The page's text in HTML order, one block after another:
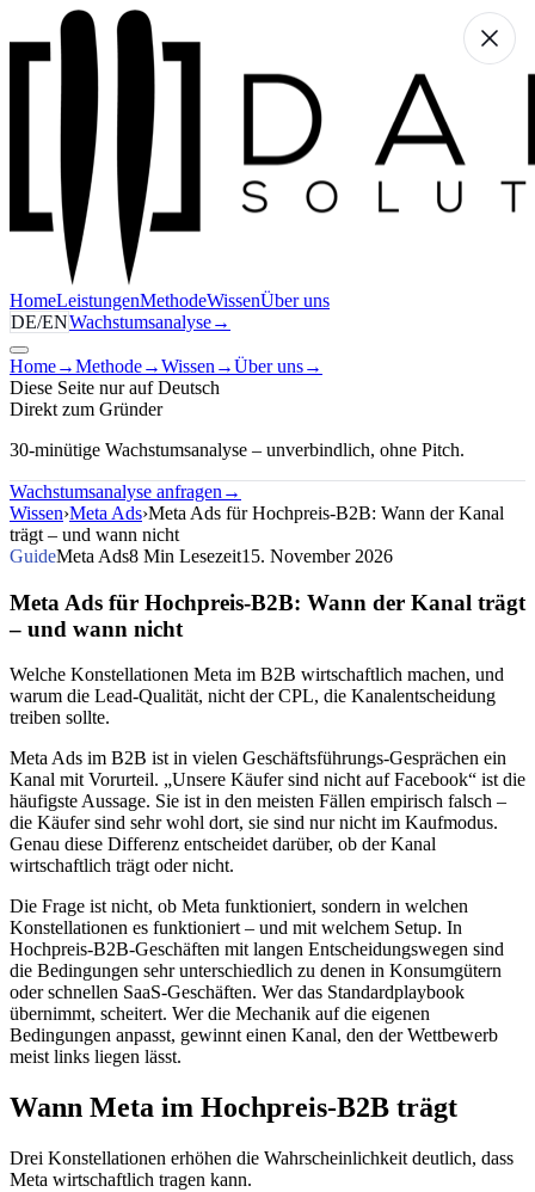
HomeLeistungenMethodeWissenÜber uns
DE/ENWachstumsanalyse→
Home→Methode→Wissen →Über uns→
Diese Seite nur auf Deutsch
Direkt zum Gründer
30-minütige Wachstumsanalyse – unverbindlich, ohne Pitch.
Wachstumsanalyse anfragen →
Wissen›Meta Ads›Meta Ads für Hochpreis-B2B: Wann der Kanal
trägt – und wann nicht
GuideMeta Ads8 Min Lesezeit15. November 2026
Meta Ads für Hochpreis-B2B: Wann der Kanal trägt
– und wann nicht
Welche Konstellationen Meta im B2B wirtschaftlich machen, und
warum die Lead-Qualität, nicht der CPL, die Kanalentscheidung
treiben sollte.
Meta Ads im B2B ist in vielen Geschäftsführungs-Gesprächen ein
Kanal mit Vorurteil. „Unsere Käufer sind nicht auf Facebook“ ist die
häufigste Aussage. Sie ist in den meisten Fällen empirisch falsch –
die Käufer sind sehr wohl dort, sie sind nur nicht im Kaufmodus.
Genau diese Differenz entscheidet darüber, ob der Kanal
wirtschaftlich trägt oder nicht.
Die Frage ist nicht, ob Meta funktioniert, sondern in welchen
Konstellationen es funktioniert – und mit welchem Setup. In
Hochpreis-B2B-Geschäften mit langen Entscheidungswegen sind
die Bedingungen sehr unterschiedlich zu denen in Konsumgütern
oder schnellen SaaS-Geschäften. Wer das Standardplaybook
übernimmt, scheitert. Wer die Mechanik auf die eigenen
Bedingungen anpasst, gewinnt einen Kanal, den der Wettbewerb
meist links liegen lässt.
Wann Meta im Hochpreis-B2B trägt
Drei Konstellationen erhöhen die Wahrscheinlichkeit deutlich, dass
Meta wirtschaftlich tragen kann.